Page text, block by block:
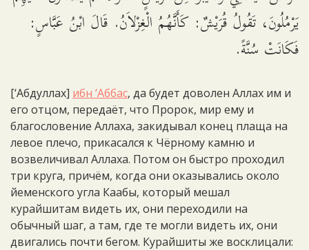
يَرْمُلُونَ، تَقُولُ قُرَيْشٌ: كَأَنَّهُمُ الْغِزْلاَنُ. قَالَ ابْنُ عَبَّاسٍ:
فَكَانَتْ سُنَّةً.
[‘Абдуллах] ибн ‘Аббас, да будет доволен Аллах им и
его отцом, передаёт, что Пророк, мир ему и
благословение Аллаха, закидывал конец плаща на
левое плечо, прикасался к Чёрному камню и
возвеличивал Аллаха. Потом он быстро проходил
три круга, причём, когда они оказывались около
йеменского угла Каабы, который мешал
курайшитам видеть их, они переходили на
обычный шаг, а там, где те могли видеть их, они
двигались почти бегом. Курайшиты же восклицали: